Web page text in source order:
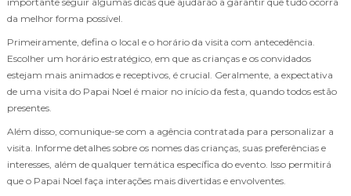
da melhor forma possível.
Primeiramente, defina o local e o horário da visita com antecedência.
Escolher um horário estratégico, em que as crianças e os convidados
estejam mais animados e receptivos, é crucial. Geralmente, a expectativa
de uma visita do Papai Noel é maior no início da festa, quando todos estão
presentes.
Além disso, comunique-se com a agência contratada para personalizar a
visita. Informe detalhes sobre os nomes das crianças, suas preferências e
interesses, além de qualquer temática específica do evento. Isso permitirá
que o Papai Noel faça interações mais divertidas e envolventes.